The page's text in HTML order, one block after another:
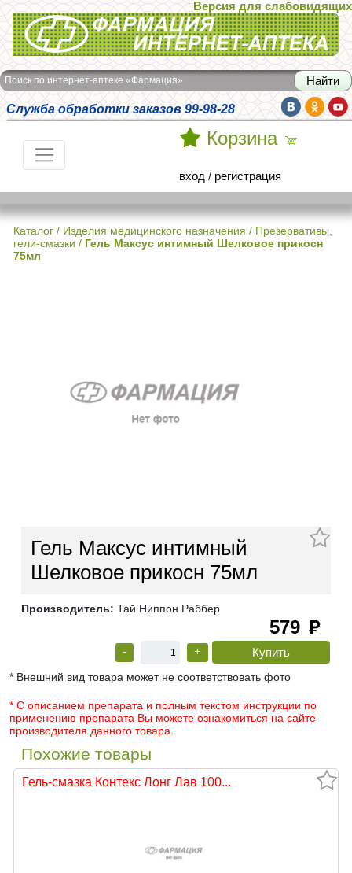
Интернет-аптека Фармация
Версия для слабовидящих
Поиск по интернет-аптеке «Фармация»
Служба обработки заказов 99-98-28
Корзина
вход / регистрация
Каталог / Изделия медицинского назначения / Презервативы,
гели-смазки / Гель Максус интимный Шелковое прикосн
75мл
Гель Максус интимный
Шелковое прикосн 75мл
Производитель: Тай Ниппон Раббер
579 руб
- +
* Внешний вид товара может не соответствовать фото
* С описанием препарата и полным текстом инструкции по
применению препарата Вы можете ознакомиться на сайте
производителя данного товара.
Похожие товары
Гель-смазка Контекс Лонг Лав 100...